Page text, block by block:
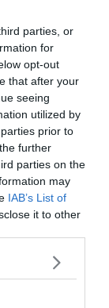
parties, or
for
opt-out
that after your
seeing
utilized by
prior to
further
parties on the
may
IAB’s List of
it to other
di Catane
de
au théâtre
Bellini et le
et risquez
: